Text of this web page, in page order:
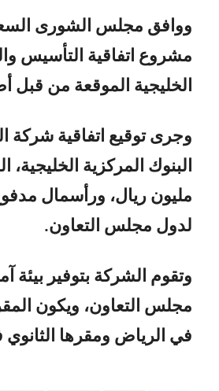
مشروع اتفاقية التأسيس
الخليجية الموقعة من قبل
وجرى توقيع اتفاقية شركة
لدول مجلس التعاون.
وتقوم الشركة بتوفير بيئة
مجلس التعاون، ويكون
في الرياض ومقرها